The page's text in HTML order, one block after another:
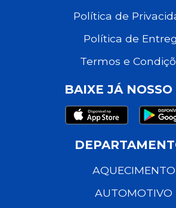
Política de
Política de
Termos e
BAIXE JÁ NOSSO
AQUECIMENTO
AUTOMOTIVO